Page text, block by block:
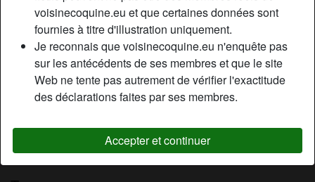
voisinecoquine.eu et que certaines données sont
fournies à titre d'illustration uniquement.
Je reconnais que voisinecoquine.eu n'enquête pas
sur les antécédents de ses membres et que le site
Web ne tente pas autrement de vérifier l'exactitude
des déclarations faites par ses membres.
Accepter et continuer
Description
Cherche relation avec un homme plus agé (30-40ans),
j’aime les hommes avec de l’assurance et beaucoup de
sympathie . J’aimerais entretenir sur du moyen terme cette
relation… je suis libre et discrète.
Homme, Hétéro, Caucasien(ne), 26-35, 36-54